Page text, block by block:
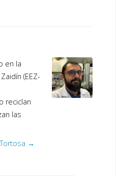
en la
(EEZ-
reciclan
las
→